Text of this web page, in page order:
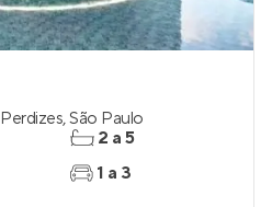
Perdizes,São Paulo
2 a 5
1 a 3